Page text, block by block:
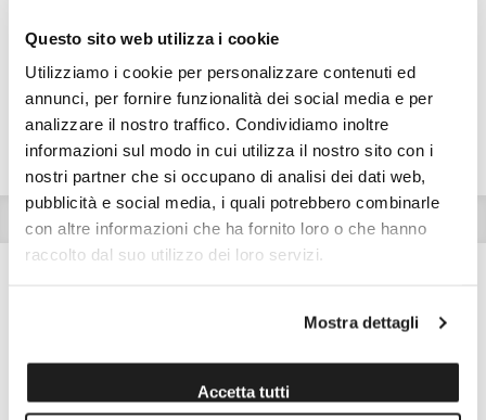
Questo sito web utilizza i cookie
Utilizziamo i cookie per personalizzare contenuti ed
annunci, per fornire funzionalità dei social media e per
analizzare il nostro traffico. Condividiamo inoltre
informazioni sul modo in cui utilizza il nostro sito con i
nostri partner che si occupano di analisi dei dati web,
pubblicità e social media, i quali potrebbero combinarle
con altre informazioni che ha fornito loro o che hanno
raccolto dal suo utilizzo dei loro servizi.
Mostra dettagli
Accetta tutti
Per Visvita è €7,00, gratuito da €48,00. Se continui ad acquistare, ciò che
spendi in più dopo gli €48,00 concorre a generare uno sconto sulle spese
ULTERIORI INFO DETTAGLI
VALORI NUTRIZIONALI
ALLERGENI
granulometria
Scopri altri prodotti di
Visvita
Cittadella (PD)